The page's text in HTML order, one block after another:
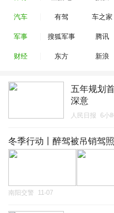
汽车 有驾 车之家
军事 搜狐军事 腾讯
财经 东方 新浪
五年规划
深意
人民日报 6小
冬季行动丨醉驾被吊销驾
南阳交警 11-07